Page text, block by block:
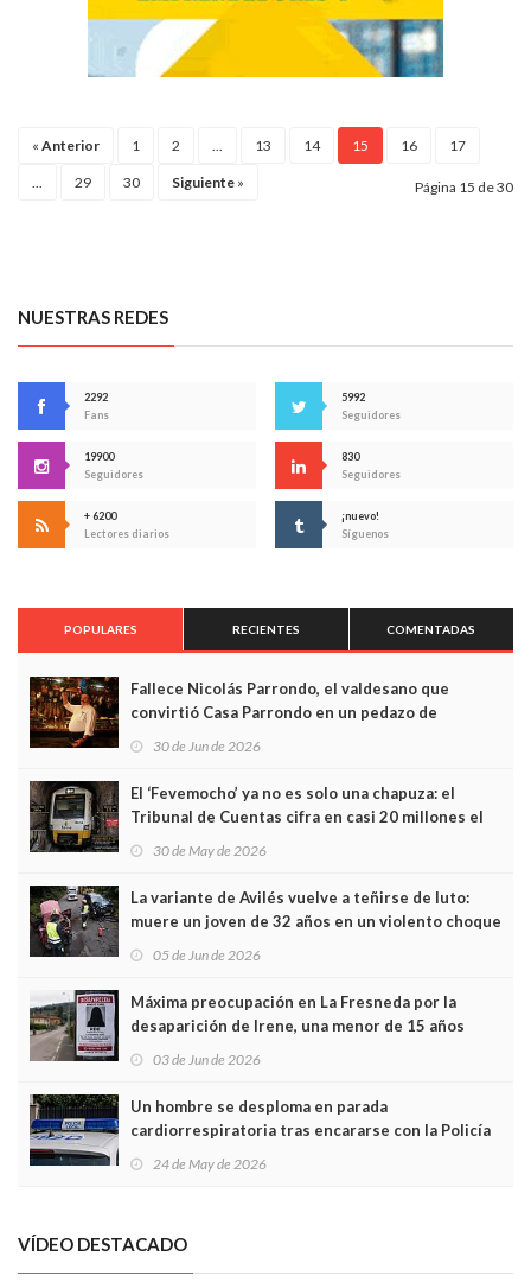
« Anterior 1 2 ... 13 14 15 16 17
... 29 30 Siguiente » Página 15 de 30
NUESTRAS REDES
2292
Fans
5992
Seguidores
19900
Seguidores
830
Seguidores
+ 6200
Lectores diarios
¡nuevo!
Síguenos
POPULARES RECIENTES COMENTADAS
Fallece Nicolás Parrondo, el valdesano que
convirtió Casa Parrondo en un pedazo de
Asturias en Madrid
30 de Jun de 2026
El ‘Fevemocho’ ya no es solo una chapuza: el
Tribunal de Cuentas cifra en casi 20 millones el
sobrecoste de los trenes que no cabían por los
30 de May de 2026
La variante de Avilés vuelve a teñirse de luto:
muere un joven de 32 años en un violento choque
frontal
05 de Jun de 2026
Máxima preocupación en La Fresneda por la
desaparición de Irene, una menor de 15 años
03 de Jun de 2026
Un hombre se desploma en parada
cardiorrespiratoria tras encararse con la Policía
Local en Luanco
24 de May de 2026
VÍDEO DESTACADO